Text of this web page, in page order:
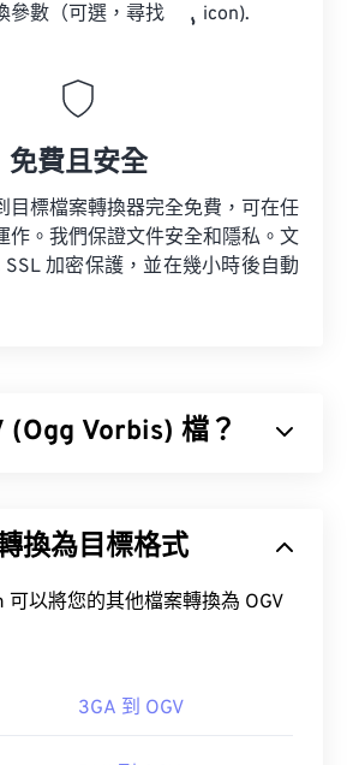
參數（可選，尋找
icon).
免費且安全
目標檔案轉換器完全免費，可在任
作。我們保證文件安全和隱私。文
加密保護，並在幾小時後自動
(Ogg Vorbis) 檔？
，由非營利組織Xiph.Org 基金會
、視訊、文字（字幕）和元資
換為目標格式
以將您的其他檔案轉換為 OGV
3GA 到 OGV